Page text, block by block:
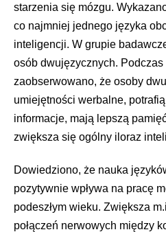
starzenia się mózgu.
co najmniej jednego języka
inteligencji. W grupie
osób dwujęzycznych.
zaobserwowano, że osoby
umiejętności werbalne,
informacje, mają lepszą
zwiększa się ogólny iloraz
Dowiedziono, że nauka
pozytywnie wpływa na pracę
podeszłym wieku. Zwiększa
połączeń nerwowych między